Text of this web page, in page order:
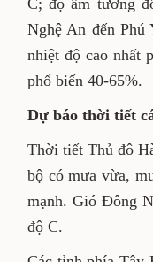
độ C, có nơi
23/5, Tây Bắc
nắng nóng gay
35-38 độ C, có
Dự báo thời
Thời tiết Thủ
rác có dông,
ra lốc, sét,